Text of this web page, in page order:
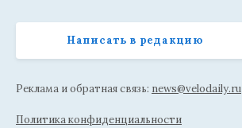
Написать в редакцию
Реклама и обратная связь: news@velodaily.ru
Политика конфиденциальности